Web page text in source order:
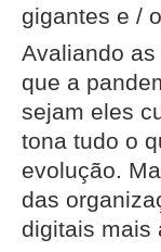
gigantes e /
Avaliando
que a
sejam eles
tona tudo o
evolução.
das
digitais mais